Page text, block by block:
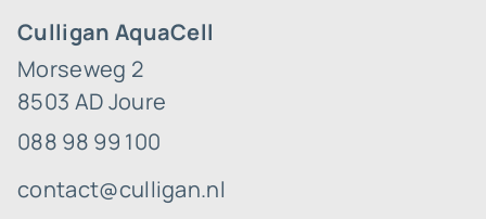
Culligan AquaCell
Morseweg 2
8503 AD Joure
088 98 99 100
contact@culligan.nl